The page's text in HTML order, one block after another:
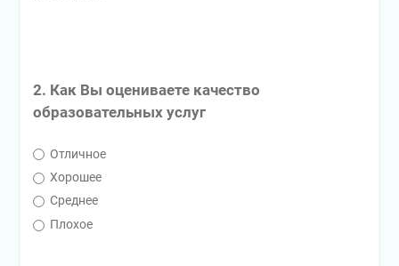
2. Как Вы оцениваете качество
образовательных услуг
Отличное
Хорошее
Среднее
Плохое